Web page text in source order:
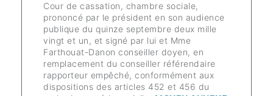
Cour de cassation, chambre sociale,
prononcé par le président en son audience
publique du quinze septembre deux mille
vingt et un, et signé par lui et Mme
Farthouat-Danon conseiller doyen, en
remplacement du conseiller référendaire
rapporteur empêché, conformément aux
dispositions des articles 452 et 456 du